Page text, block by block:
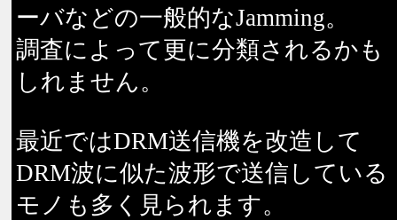
ーバなどの一般的なJamming。
調査によって更に分類されるかも
しれません。
最近ではDRM送信機を改造して
DRM波に似た波形で送信している
モノも多く見られます。